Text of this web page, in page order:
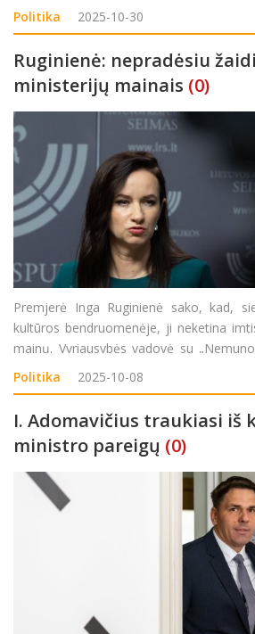
Žemaitaičio, naujasis patarėjas
klausimais. &b
Politika 2025-10-30
Ruginienė: nepradėsiu
ministerijų mainais (0)
Premjerė Inga Ruginienė sako, kad,
kultūros bendruomenėje, ji neketina
mainų. Vyriausybės vadovė su
naujojo kandidato į kultūros ministrus
„Mano pagrindinė misij
Politika 2025-10-08
I. Adomavičius traukiasi iš
ministro pareigų (0)